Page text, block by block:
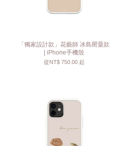
「獨家設計款」花藝師 冰島罌粟款
| iPhone手機殼
從NT$ 750.00 起